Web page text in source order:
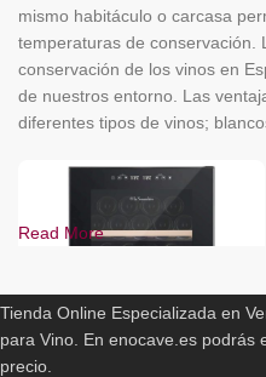
mismo habitáculo o carcasa
temperaturas de conservación.
conservación de los vinos en
de nuestros entorno. Las
diferentes tipos de vinos;
Read More
Tienda Online Especializada en
para Vino. En enocave.es podrás
precio.